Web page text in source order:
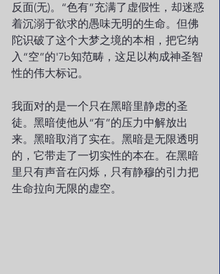
反面(无)。“色有”充满了虚假性，却迷惑
着沉溺于欲求的愚味无明的生命。但佛
陀识破了这个大梦之境的本相，把它纳
入“空”的'7b知范畴，这足以构成神圣智
性的伟大标记。
我面对的是一个只在黑暗里静虑的圣
徒。黑暗使他从“有”的压力中解放出
来。黑暗取消了实在。黑暗是无限透明
的，它带走了一切实性的本在。在黑暗
里只有声音在闪烁，只有静穆的引力把
生命拉向无限的虚空。